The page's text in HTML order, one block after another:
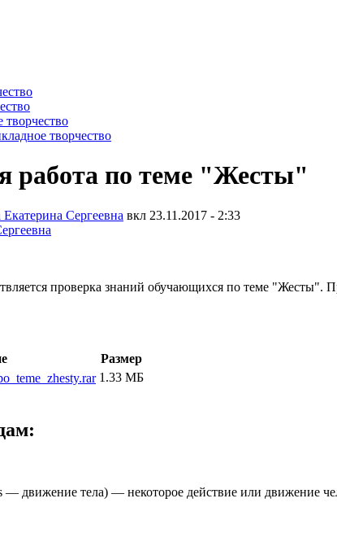
творчество
творчество
работа по теме "Жесты"
Сергеевна вкл 23.11.2017 - 2:33
проверка знаний обучающихся по теме "Жесты".
Размер
1.33 МБ
— движение тела) — некоторое действие или движение